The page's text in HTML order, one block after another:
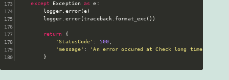
except Exception as e :
        logger
. error(e)
        logger
. error(traceback. format_exc( ) )
return
{
'StatusCode' : 500,
'message' :
'An error occured at Check long time switch
}